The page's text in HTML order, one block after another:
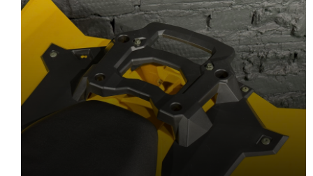
Задний багажник есть
Спидометр есть